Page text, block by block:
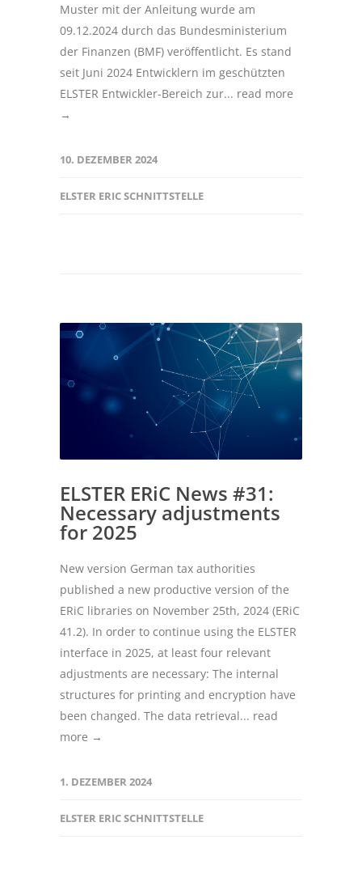
Muster mit der Anleitung wurde am
09.12.2024 durch das Bundesministerium
der Finanzen (BMF) veröffentlicht. Es stand
seit Juni 2024 Entwicklern im geschützten
ELSTER Entwickler-Bereich zur... read more
→
10. DEZEMBER 2024
ELSTER ERIC SCHNITTSTELLE
ELSTER ERiC News #31:
Necessary adjustments
for 2025
New version German tax authorities
published a new productive version of the
ERiC libraries on November 25th, 2024 (ERiC
41.2). In order to continue using the ELSTER
interface in 2025, at least four relevant
adjustments are necessary: The internal
structures for printing and encryption have
been changed. The data retrieval... read
more →
1. DEZEMBER 2024
ELSTER ERIC SCHNITTSTELLE